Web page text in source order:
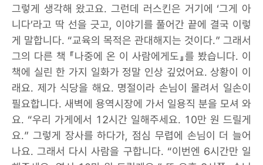
그렇게 생각해 왔고요. 그런데 러스킨은 거기에 ‘그게 아
니다’라고 딱 선을 긋고, 이야기를 풀어간 끝에 결국 이렇
게 말합니다. “교육의 목적은 관대해지는 것이다.” 그래서
그의 다른 책 『나중에 온 이 사람에게도』를 봤습니다. 이
책에 실린 한 가지 일화가 정말 인상 깊었어요. 상황이 이
래요. 제가 식당을 해요. 명절이라 손님이 몰려서 일손이
필요합니다. 새벽에 용역시장에 가서 일용직 분을 모셔 와
요. “우리 가게에서 12시간 일해주세요. 10만 원 드릴게
요.” 그렇게 장사를 하다가, 점심 무렵에 손님이 더 늘어
나요. 그래서 다시 사람을 구합니다. “이번엔 6시간만 일